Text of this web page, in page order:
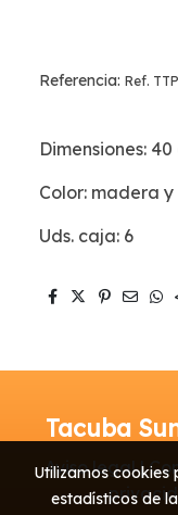
Referencia: Ref.
Dimensiones: 40
Color: madera
Uds. caja: 6
Tacuba
Aviso legal |
Utilizamos
estadísticos de